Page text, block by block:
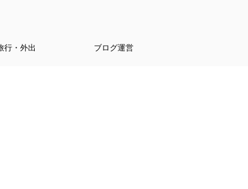
行・外出 ブログ運営